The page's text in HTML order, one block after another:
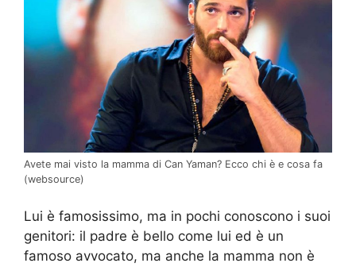
Avete mai visto la mamma di Can Yaman? Ecco chi è e cosa fa
(websource)
Lui è famosissimo, ma in pochi conoscono i suoi
genitori: il padre è bello come lui ed è un
famoso avvocato, ma anche la mamma non è